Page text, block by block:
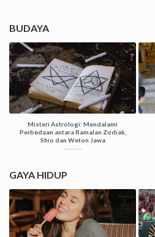
BUDAYA
Misteri Astrologi: Mendalami
Perbedaan antara Ramalan Zodiak,
Shio dan Weton Jawa
GAYA HIDUP